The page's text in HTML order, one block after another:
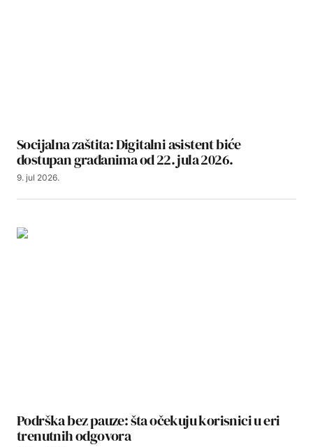
Socijalna zaštita: Digitalni asistent biće
dostupan građanima od 22. jula 2026.
9. jul 2026.
Podrška bez pauze: šta očekuju korisnici u eri
trenutnih odgovora